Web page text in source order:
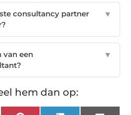
consultancy partner
▼
van een
▼
hem dan op: